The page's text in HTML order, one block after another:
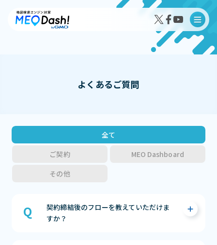
導入事例インタビュー
よくあるご質問
全て
ご契約
MEO Dashboard
その他
契約締結後のフローを教えていただけま
すか？